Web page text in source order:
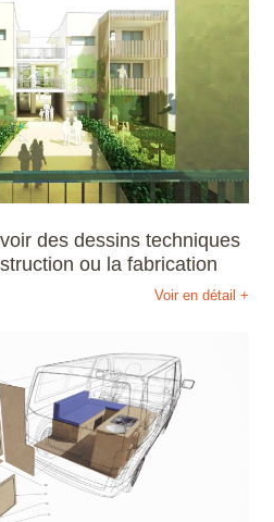
des dessins techniques
ou la fabrication
Voir en détail +